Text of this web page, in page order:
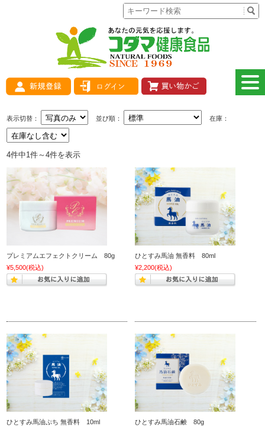
表示切替： 並び順： 在庫：
4件中1件～4件を表示
プレミアムエフェクトクリーム 80g
¥5,500(税込)
ひとすみ馬油 無香料 80ml
¥2,200(税込)
ひとすみ馬油ぷち 無香料 10ml
ひとすみ馬油石鹸 80g